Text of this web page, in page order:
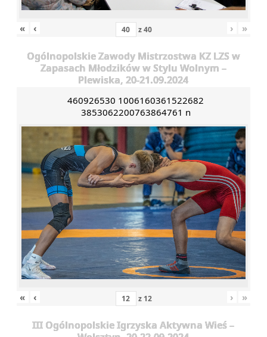
« ‹ z40 › »
Ogólnopolskie Zawody Mistrzostwa KZ LZS w
Zapasach Młodzików w Stylu Wolnym –
Plewiska, 20-21.09.2024
460926530 1006160361522682
3853062200763864761 n
« ‹ z 12 › »
III Ogólnopolskie Igrzyska Aktywna Wieś –